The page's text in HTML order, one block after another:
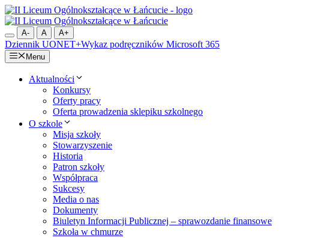
Przejdź
do
treściA- A A+
Dziennik UONET+Wykaz podręczników Microsoft 365
Menu
Aktualności
Konkursy
Oferty pracy
Oferta prowadzenia sklepiku szkolnego
O szkole
Misja szkoły
Stowarzyszenie
Historia
Patron szkoły
Współpraca
Sukcesy
Media o nas
Dokumenty
Biuletyn Informacji Publicznej – sprawozdanie finansowe
Szkoła w chmurze